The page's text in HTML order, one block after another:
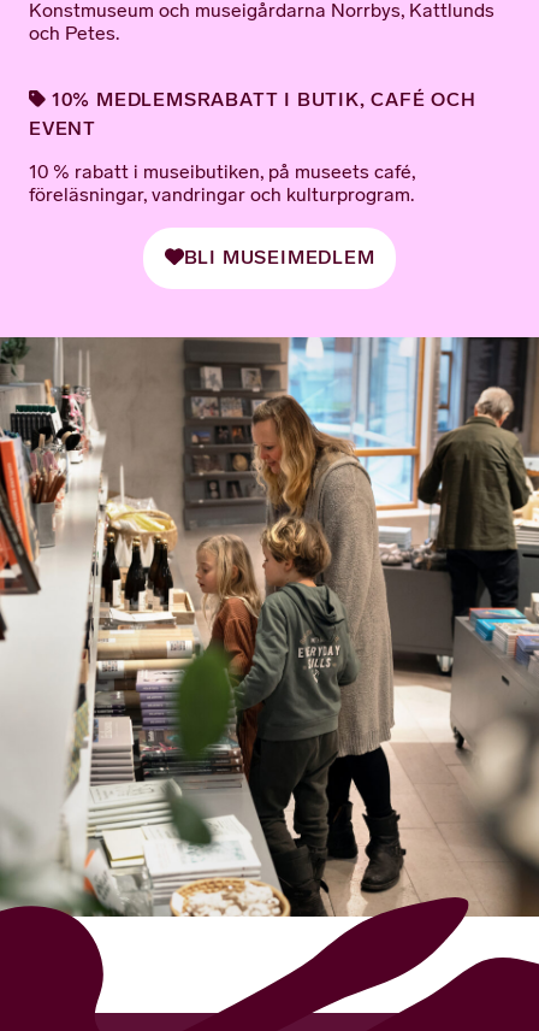
Konstmuseum och museigårdarna Norrbys, Kattlunds
och Petes.
10% MEDLEMSRABATT I BUTIK, CAFÉ OCH
EVENT
10 % rabatt i museibutiken, på museets café,
föreläsningar, vandringar och kulturprogram.
BLI MUSEIMEDLEM